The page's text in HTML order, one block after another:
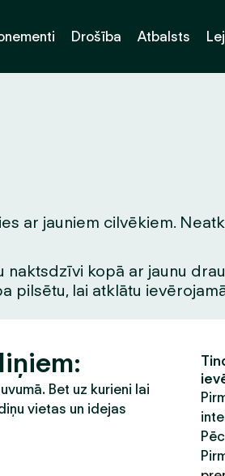
Drošība Atbalsts
ar jauniem cilvēkiem.
kopā ar jaunu
pilsētu, lai atklātu
Bet uz kurieni lai
vietas un idejas